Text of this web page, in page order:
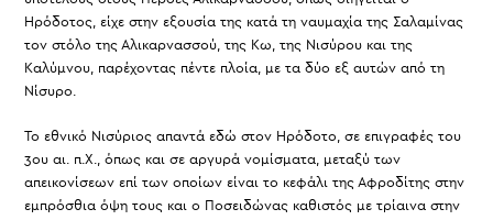
Ηρόδοτος, είχε στην εξουσία της κατά τη ναυμαχία της Σαλαμίνας
τον στόλο της Αλικαρνασσού, της Κω, της Νισύρου και της
Καλύμνου, παρέχοντας πέντε πλοία, με τα δύο εξ αυτών από τη
Νίσυρο.
Το εθνικό Νισύριος απαντά εδώ στον Ηρόδοτο, σε επιγραφές του
3ου αι. π.Χ., όπως και σε αργυρά νομίσματα, μεταξύ των
απεικονίσεων επί των οποίων είναι το κεφάλι της Αφροδίτης στην
εμπρόσθια όψη τους και ο Ποσειδώνας καθιστός με τρίαινα στην